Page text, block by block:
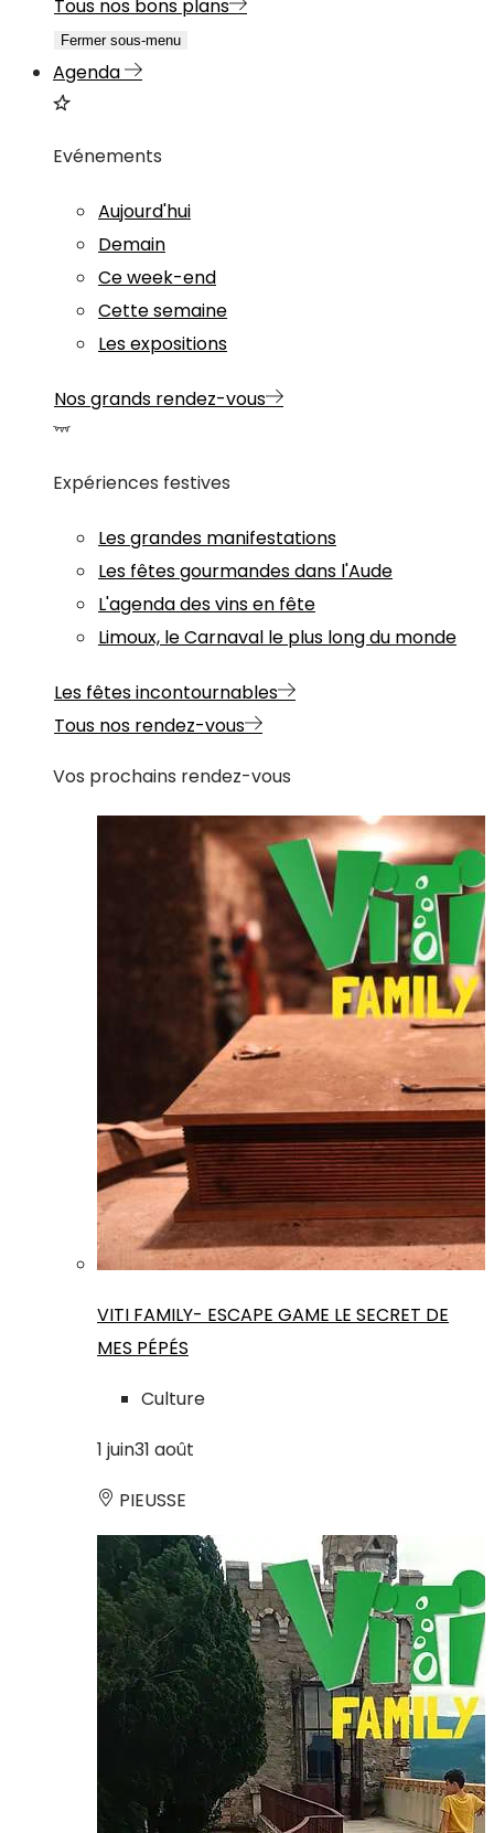
Tous nos bons plans
Fermer sous-menu
Agenda
Evénements
Aujourd'hui
Demain
Ce week-end
Cette semaine
Les expositions
Nos grands rendez-vous
Expériences festives
Les grandes manifestations
Les fêtes gourmandes dans l'Aude
L'agenda des vins en fête
Limoux, le Carnaval le plus long du monde
Les fêtes incontournables
Tous nos rendez-vous
Vos prochains rendez-vous
VITI FAMILY- ESCAPE GAME LE SECRET DE
MES PÉPÉS
Culture
1 juin31 août
PIEUSSE